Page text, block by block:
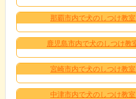
那覇市内で犬のしつけ教
鹿児島市内で犬のしつけ教
宮崎市内で犬のしつけ教
中津市内で犬のしつけ教